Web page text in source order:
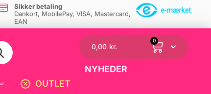
Sikker betaling
Dankort, MobilePay, VISA, Mastercard,
EAN
OUTLET
0,00 kr.
0
NYHEDER